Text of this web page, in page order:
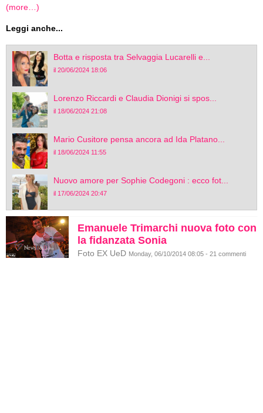
(more…)
Leggi anche...
Botta e risposta tra Selvaggia Lucarelli e...
il 20/06/2024 18:06
Lorenzo Riccardi e Claudia Dionigi si spos...
il 18/06/2024 21:08
Mario Cusitore pensa ancora ad Ida Platano...
il 18/06/2024 11:55
Nuovo amore per Sophie Codegoni : ecco fot...
il 17/06/2024 20:47
Emanuele Trimarchi nuova foto con
la fidanzata Sonia
Foto EX UeD Monday, 06/10/2014 08:05 - 21 commenti